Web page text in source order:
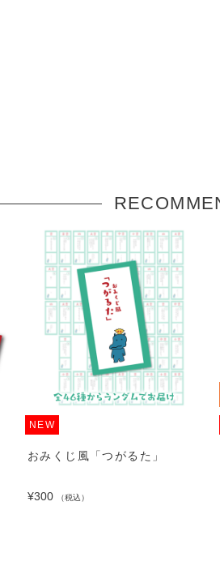
NEW
おみくじ風「つがるた」
¥300 （税込）